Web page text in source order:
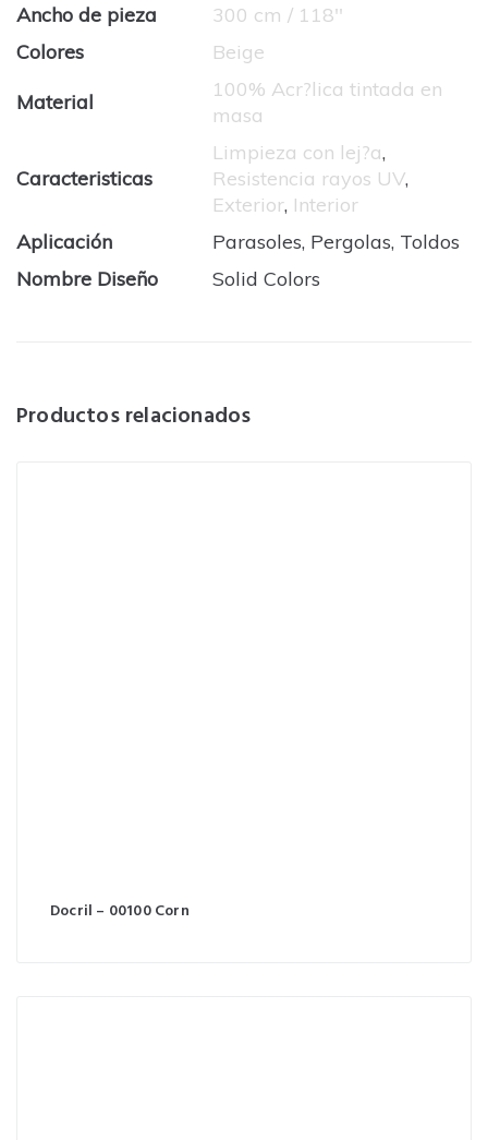
Ancho de pieza
300 cm / 118''
Colores
Beige
Material
100% Acr?lica tintada en
masa
Caracteristicas
Limpieza con lej?a,
Resistencia rayos UV,
Exterior, Interior
Aplicación
Parasoles, Pergolas, Toldos
Nombre Diseño
Solid Colors
Productos relacionados
Docril – 00100 Corn